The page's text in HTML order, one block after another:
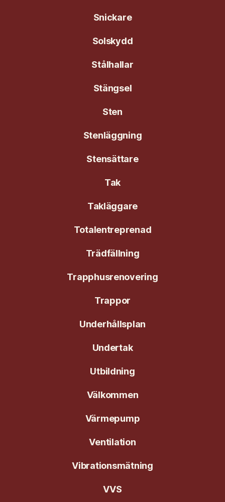
Snickare
Solskydd
Stålhallar
Stängsel
Sten
Stenläggning
Stensättare
Tak
Takläggare
Totalentreprenad
Trädfällning
Trapphusrenovering
Trappor
Underhållsplan
Undertak
Utbildning
Välkommen
Värmepump
Ventilation
Vibrationsmätning
VVS